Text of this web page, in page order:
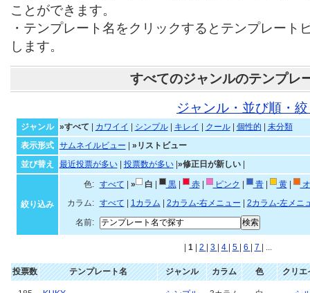
ことができます。
・テンプレート名をクリックするとテンプレート
します。
すべてのジャンルのテンプレ
ジャンル・並び順・
ジャンル »すべて カワイイ シンプル| キレイ クール| 個性的
未分類
表示形式
サムネイルビュー
»リストビュー
並び替え
最近投票が多い| 投票数が多い| »修正日が新しい|
絞り込み
色: すべて » 白 黒| 赤| ピンク 青| 黄|
カラム:
すべて 1カラム 2カラム-右メニュー
2カラム-左メニ
名前:
1 2 3 4 5 6 7 | ...
投票数 テンプレート名 ジャンル カラム 色 クリエ